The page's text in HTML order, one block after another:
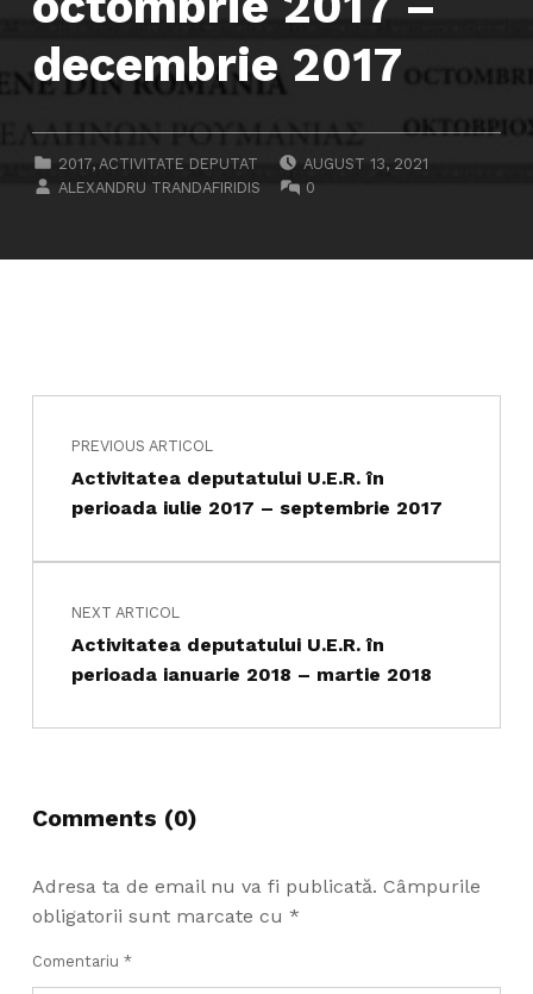
decembrie 2017
2017, ACTIVITATE DEPUTAT AUGUST 13, 2021
WRITTEN BY:
ALEXANDRU TRANDAFIRIDIS
COMMENTS:
0
Skip back to main navigation
Navigare în articole
PREVIOUS ARTICOL
Activitatea deputatului U.E.R. în
perioada iulie 2017 – septembrie 2017
NEXT ARTICOL
Activitatea deputatului U.E.R. în
perioada ianuarie 2018 – martie 2018
Comments (0)
Adresa ta de email nu va fi publicată. Câmpurile
obligatorii sunt marcate cu *
Comentariu *